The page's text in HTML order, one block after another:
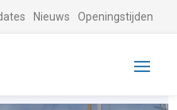
Nieuws Openingstijden